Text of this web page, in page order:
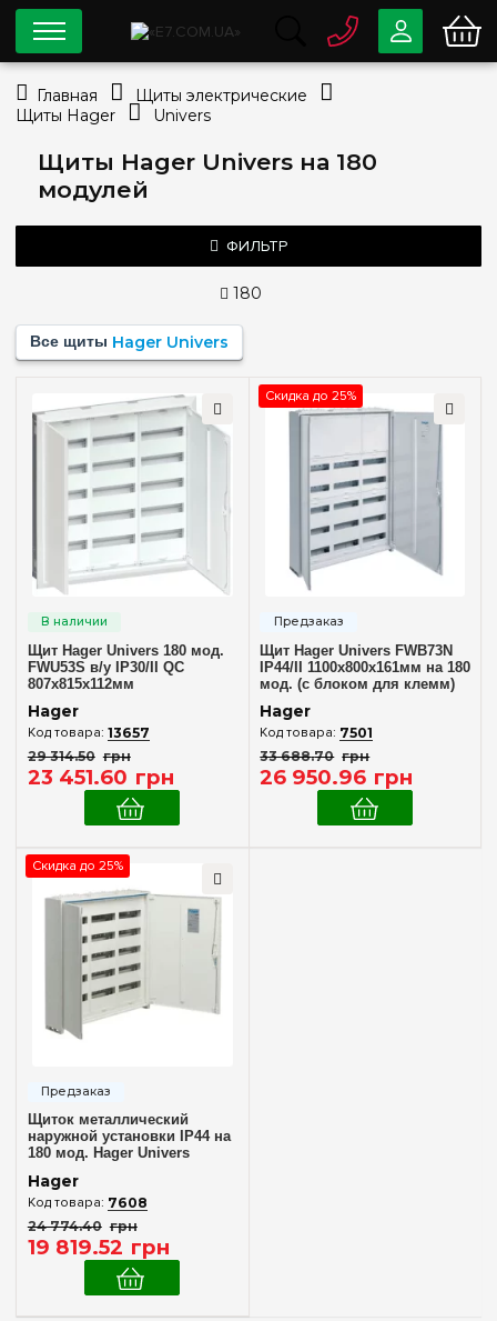
Щиты Hager Univers на 180
модулей
ФИЛЬТР
—
Тип монтажа
Наружный
Внутренний (в нишу)
Количество модулей
Пустой
48(+4)
60
72(+6)
78(+2)
104(+2)
108(+2)
(+4)
(+2)
144(+6)
156(+2)
180
182(+2)
192
216(+1)
240(+2)
252(+2)
288(+1)
Комплектация клеммами PE+N
В комплекте
Нет в комплекте
Частичная
Материал корпуса
Металл(3)
Дверца
Белая(1)
Непрозрачная
180
Все щиты Hager Univers
Щит Hager Univers 180 мод.
FWU53S в/у IP30/II QC
807x815x112мм
Hager
13657
29 314.50 грн
23 451.60 грн
Скидка до 25%
Щит Hager Univers FWB73N
IP44/II 1100x800x161мм на 180
мод. (с блоком для клемм)
Hager
7501
33 688.70 грн
26 950.96 грн
Скидка до 25%
Щиток металлический
наружной установки IP44 на
180 мод. Hager Univers
Hager
7608
24 774.40 грн
19 819.52 грн
0 800 33-63-07
044334-79-78
Главная
Щиты электрические
Щиты Hager
Univers